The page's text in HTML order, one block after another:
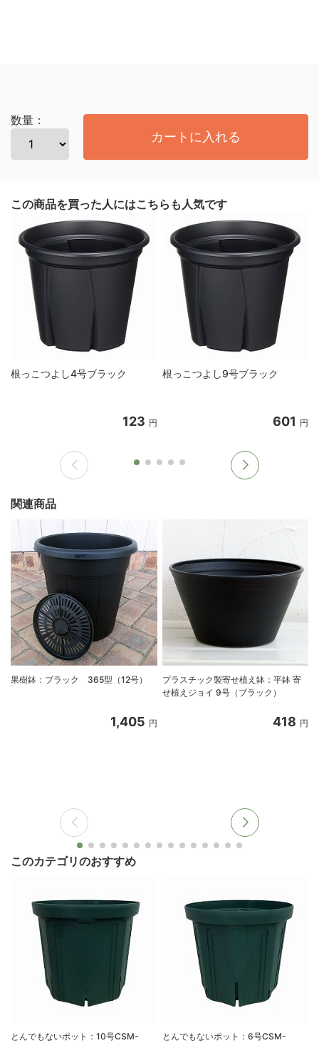
数量：
カートに入れる
この商品を買った人にはこちらも人気です
根っこつよし4号ブラック
123 円
根っこつよし9号ブラック
601 円
関連商品
果樹鉢：ブラック 365型（12号）
1,405 円
プラスチック製寄せ植え鉢：平鉢 寄
せ植えジョイ 9号（ブラック）
418 円
このカテゴリのおすすめ
とんでもないポット：10号CSM-
とんでもないポット：6号CSM-